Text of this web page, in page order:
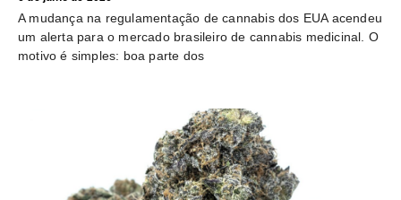
A mudança na regulamentação de cannabis dos EUA acendeu
um alerta para o mercado brasileiro de cannabis medicinal. O
motivo é simples: boa parte dos